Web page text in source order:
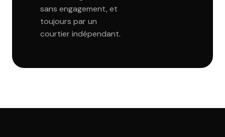
sans engagement, et
toujours par un
courtier indépendant.